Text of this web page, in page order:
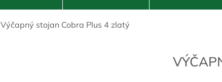
Výčapný stojan Cobra Plus 4 zlatý